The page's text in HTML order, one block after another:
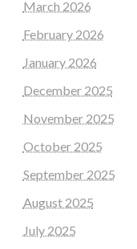
March 2026
February 2026
January 2026
December 2025
November 2025
October 2025
September 2025
August 2025
July 2025